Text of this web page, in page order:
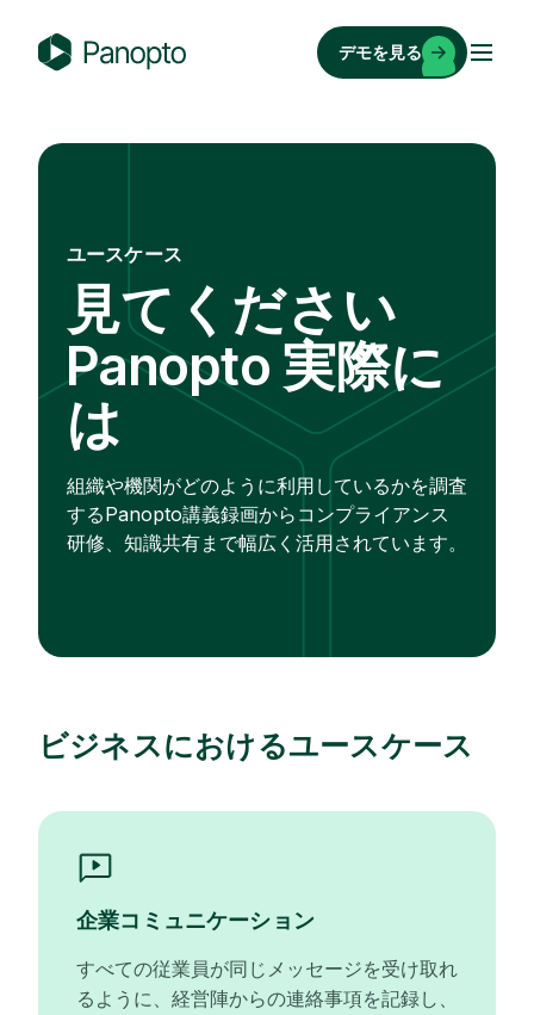
n
o
デモを見る
ユースケース
見てください
Panopto 実際に
は
組織や機関がどのように利用しているかを調査
するPanopto講義録画からコンプライアンス
研修、知識共有まで幅広く活用されています。
ビジネスにおけるユースケース
企業コミュニケーション
すべての従業員が同じメッセージを受け取れ
るように、経営陣からの連絡事項を記録し、